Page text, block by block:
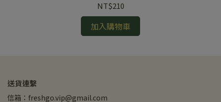
NT$210
加入購物車
送貨連繫
信箱：freshgo.vip@gmail.com